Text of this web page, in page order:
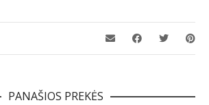
PANAŠIOS PREKĖS